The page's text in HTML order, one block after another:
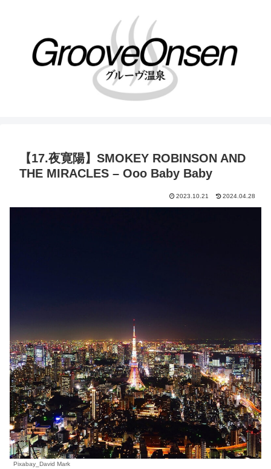
【17.夜寛陽】SMOKEY ROBINSON AND
THE MIRACLES – Ooo Baby Baby
2023.10.21 2024.04.28
Pixabay_David Mark